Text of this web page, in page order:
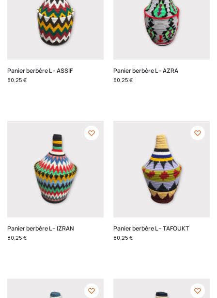
Panier berbère L – ASSIF
80,25 €
Panier berbère L – AZRA
80,25 €
Panier berbère L – IZRAN
80,25 €
Panier berbère L – TAFOUKT
80,25 €